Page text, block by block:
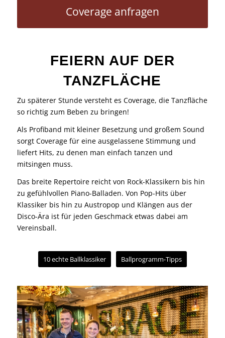
Coverage anfragen
FEIERN AUF DER
TANZFLÄCHE
Zu späterer Stunde versteht es Coverage, die Tanzfläche
so richtig zum Beben zu bringen!
Als Profiband mit kleiner Besetzung und großem Sound
sorgt Coverage für eine ausgelassene Stimmung und
liefert Hits, zu denen man einfach tanzen und
mitsingen muss.
Das breite Repertoire reicht von Rock-Klassikern bis hin
zu gefühlvollen Piano-Balladen. Von Pop-Hits über
Klassiker bis hin zu Austropop und Klängen aus der
Disco-Ära ist für jeden Geschmack etwas dabei am
Vereinsball.
10 echte Ballklassiker Ballprogramm-Tipps